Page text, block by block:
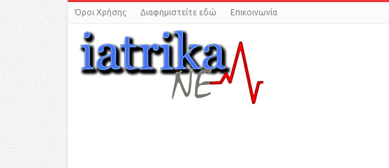
Όροι Χρήσης Διαφημιστείτε εδώ Επικοινωνία